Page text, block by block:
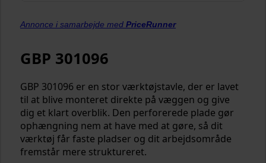
Annonce i samarbejde med PriceRunner
GBP 301096
GBP 301096 er en stor værktøjstavle, der er lavet
til at blive monteret direkte på væggen og give
dig et klart overblik. Den perforerede plade gør
ophængning nem at have med at gøre, så dit
værktøj får faste pladser og dit arbejdsområde
fremstår mere struktureret.